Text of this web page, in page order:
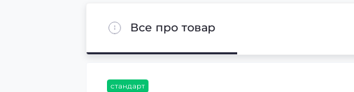
Все про товар
стандарт